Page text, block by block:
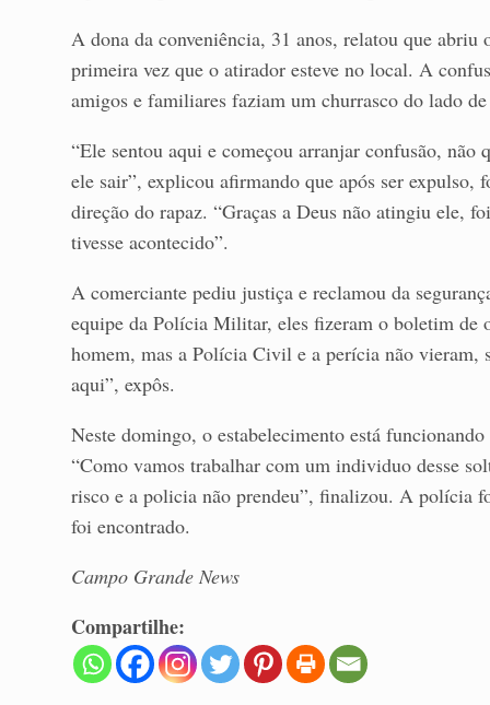
A dona da conveniência, 31 anos, relatou que abriu
primeira vez que o atirador esteve no local. A
amigos e familiares faziam um churrasco do lado
“Ele sentou aqui e começou arranjar confusão,
ele sair”, explicou afirmando que após ser expulso,
direção do rapaz. “Graças a Deus não atingiu ele,
tivesse acontecido”.
A comerciante pediu justiça e reclamou da
equipe da Polícia Militar, eles fizeram o boletim de
homem, mas a Polícia Civil e a perícia não vieram,
aqui”, expôs.
Neste domingo, o estabelecimento está
“Como vamos trabalhar com um individuo desse
risco e a policia não prendeu”, finalizou. A polícia
foi encontrado.
Campo Grande News
Compartilhe: